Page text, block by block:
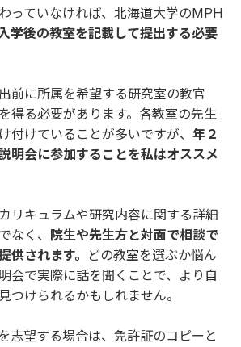
っていなければ、北海道大学のMPH
学後の教室を記載して提出する必要
前に所属を希望する研究室の教官
得る必要があります。各教室の先生
付けていることが多いですが、 年２
明会に参加することを私はオススメ
リキュラムや研究内容に関する詳細
なく、 院生や先生方と対面で相談で
供されます。
どの教室を選ぶか悩ん
会で実際に話を聞くことで、より自
つけられるかもしれません。
志望する場合は、免許証のコピーと